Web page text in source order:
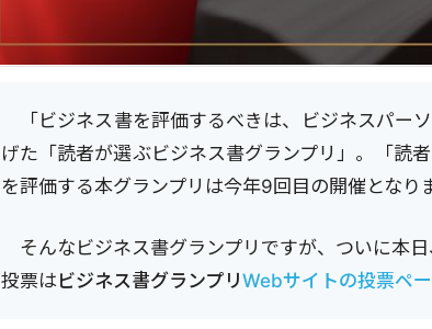
「ビジネス書を評価するべきは、ビジネスパー
げた「読者が選ぶビジネス書グランプリ」。「読
を評価する本グランプリは今年9回目の開催となりま
そんなビジネス書グランプリですが、ついに本
投票はビジネス書グランプリWebサイトの投票ペ